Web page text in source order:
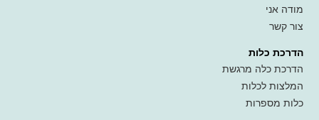
מודה אני
צור קשר
הדרכת כלות
הדרכת כלה מרגשת
המלצות לכלות
כלות מספרות